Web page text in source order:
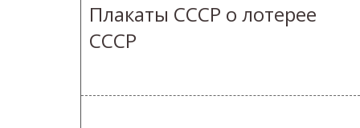
Плакаты СССР о лотерее
СССР